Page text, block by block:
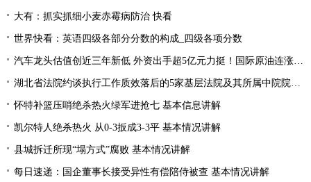
大有：抓实抓细小麦赤霉病防治 快看
世界快看：英语四级各部分分数的构成_四级各项分数
汽车龙头估值创近三年新低 外资出手超5亿元力挺！国际原油连涨两周 “聪明资金”加仓能源行业
湖北省法院约谈执行工作质效落后的5家基层法院及其所属中院院长|当前焦点
怀特补篮压哨绝杀热火绿军进抢七 基本信息讲解
凯尔特人绝杀热火 从0-3扳成3-3平 基本情况讲解
县城拆迁所现“塌方式”腐败 基本情况讲解
每日速递：国企董事长接受异性有偿陪侍被查 基本情况讲解